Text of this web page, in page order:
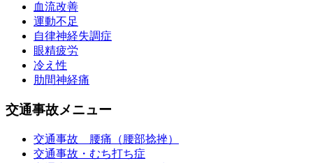
血流改善
運動不足
自律神経失調症
眼精疲労
冷え性
肋間神経痛
交通事故メニュー
交通事故 腰痛（腰部捻挫）
交通事故・むち打ち症